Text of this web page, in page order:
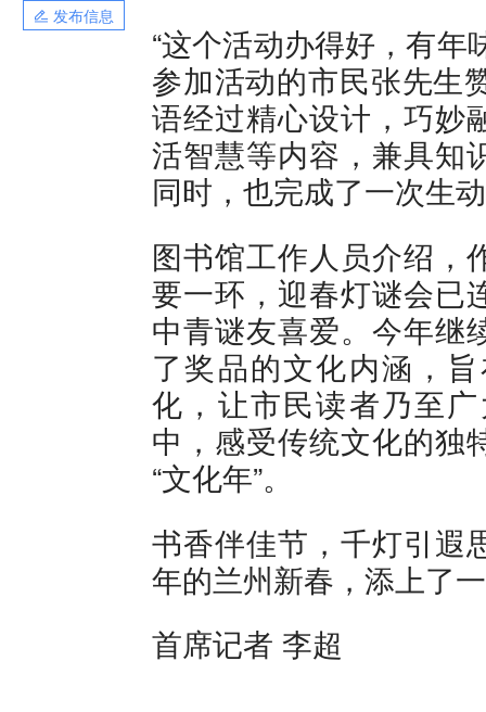
发布信息
“这个活动办得好，有年
参加活动的市民张先生
语经过精心设计，巧妙
活智慧等内容，兼具知
同时，也完成了一次生
图书馆工作人员介绍，
要一环，迎春灯谜会已
中青谜友喜爱。今年继
了奖品的文化内涵，
化，让市民读者乃至
中，感受传统文化的独
“文化年”。
书香伴佳节，千灯引遐
年的兰州新春，添上了
首席记者 李超